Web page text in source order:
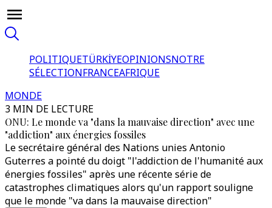
POLITIQUETÜRKİYEOPINIONSNOTRE
SÉLECTIONFRANCEAFRIQUE
MONDE
3 MIN DE LECTURE
ONU: Le monde va "dans la mauvaise direction" avec une
"addiction" aux énergies fossiles
Le secrétaire général des Nations unies Antonio
Guterres a pointé du doigt "l'addiction de l'humanité aux
énergies fossiles" après une récente série de
catastrophes climatiques alors qu'un rapport souligne
que le monde "va dans la mauvaise direction"